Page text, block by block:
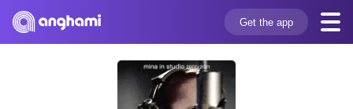
Get the app